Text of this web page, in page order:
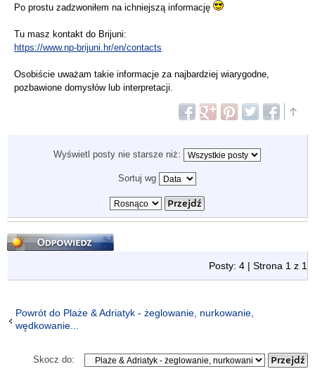
Po prostu zadzwoniłem na ichniejszą informację
Tu masz kontakt do Brijuni:
https://www.np-brijuni.hr/en/contacts
Osobiście uważam takie informacje za najbardziej wiarygodne,
pozbawione domysłów lub interpretacji.
Wyświetl posty nie starsze niż:
Sortuj wg
Odpowiedz
Posty: 4 | Strona 1 z 1
Powrót do Plaże & Adriatyk - żeglowanie, nurkowanie,
wędkowanie...
Skocz do: